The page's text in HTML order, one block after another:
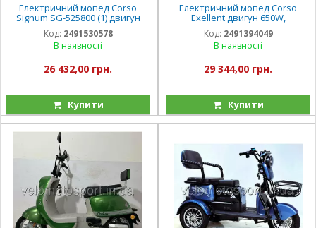
Електричний мопед Corso
Signum SG-525800 (1) двигун
500W, акумулятор 60V/20Ah,
в коробці
Код: 2491530578
В наявності
26 432,00 грн.
Купити
Електричний мопед Corso
Exellent двигун 650W,
акумулятор 72V/20Ah
Код: 2491394049
В наявності
29 344,00 грн.
Купити